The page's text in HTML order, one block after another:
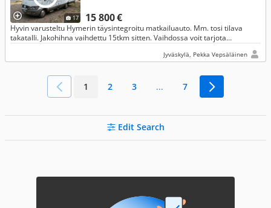
17 15 800 €
Hyvin varusteltu Hymerin täysintegroitu matkailuauto. Mm. tosi tilava
takatalli. Jakohihna vaihdettu 15tkm sitten. Vaihdossa voit tarjota
Jyväskylä, Pekka Vepsäläinen
1 2 3 ... 7
Edit Search